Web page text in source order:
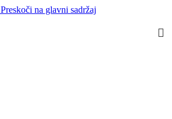
Preskoči na glavni sadržaj